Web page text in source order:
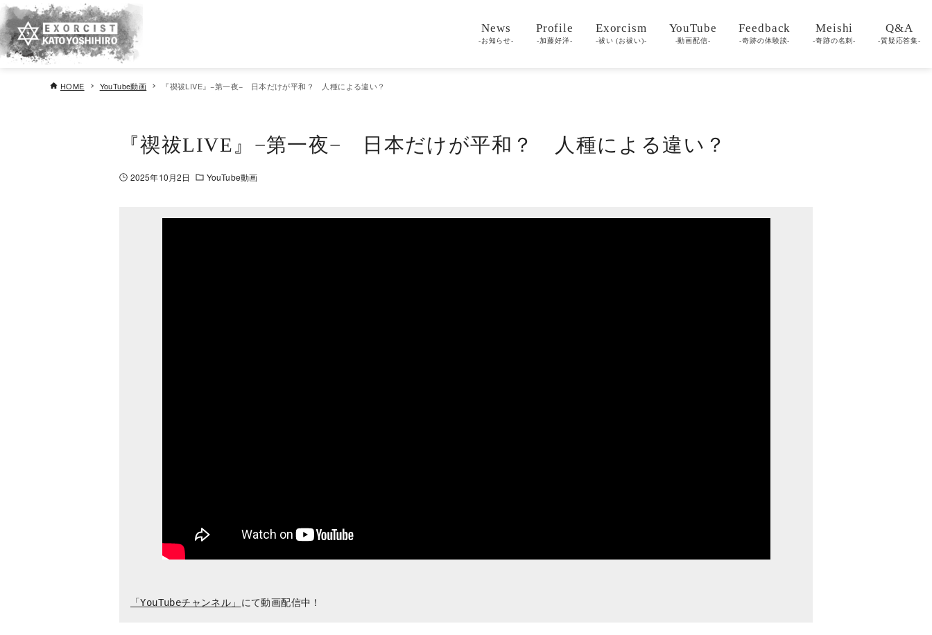
News
-お知らせ-
Profile
-加藤好洋-
Exorcism
-祓い (お祓い)-
YouTube
-動画配信-
Feedback
-奇跡の体験談-
Meishi
-奇跡の名刺-
Q&A
-質疑応答集-
HOME YouTube動画 『禊祓LIVE』−第一夜− 日本だけが平和？ 人種による違い？
『禊祓LIVE』−第一夜− 日本だけが平和？ 人種による違い？
2025年10月2日 YouTube動画
「YouTubeチャンネル」